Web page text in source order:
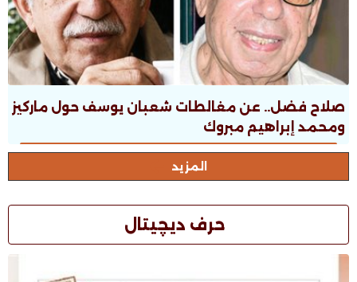
صلاح فضل.. عن مغالطات شعبان يوسف حول ماركيز
ومحمد إبراهيم مبروك
المزيد
حرف ديچيتال